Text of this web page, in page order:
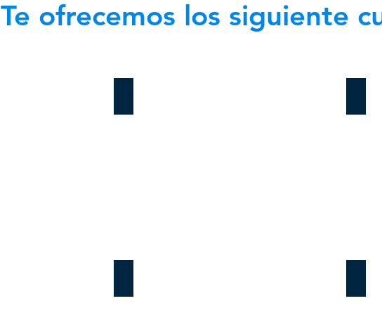
Te ofrecemos los siguiente